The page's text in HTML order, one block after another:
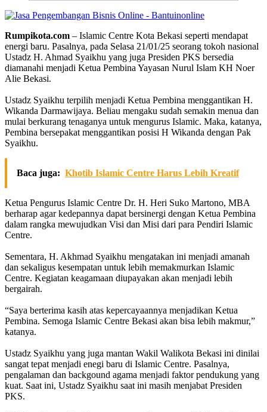
Rumpikota.com – Islamic Centre Kota Bekasi seperti mendapat
energi baru. Pasalnya, pada Selasa 21/01/25 seorang tokoh nasional
Ustadz H. Ahmad Syaikhu yang juga Presiden PKS bersedia
diamanahi menjadi Ketua Pembina Yayasan Nurul Islam KH Noer
Alie Bekasi.
Ustadz Syaikhu terpilih menjadi Ketua Pembina menggantikan H.
Wikanda Darmawijaya. Beliau mengaku sudah semakin menua dan
mulai berkurang tenaganya untuk mengurus Islamic. Maka, katanya,
Pembina bersepakat menggantikan posisi H Wikanda dengan Pak
Syaikhu.
Baca juga: Khotib Islamic Centre Harus Lebih Kreatif
Ketua Pengurus Islamic Centre Dr. H. Heri Suko Martono, MBA
berharap agar kedepannya dapat bersinergi dengan Ketua Pembina
dalam rangka mewujudkan Visi dan Misi dari para Pendiri Islamic
Centre.
Sementara, H. Akhmad Syaikhu mengatakan ini menjadi amanah
dan sekaligus kesempatan untuk lebih memakmurkan Islamic
Centre. Kegiatan keagamaan diupayakan akan menjadi lebih
bergairah.
“Saya berterima kasih atas kepercayaannya menjadikan Ketua
Pembina. Semoga Islamic Centre Bekasi akan bisa lebih makmur,”
katanya.
Ustadz Syaikhu yang juga mantan Wakil Walikota Bekasi ini dinilai
sangat tepat menjadi enegi baru di Islamic Centre. Pasalnya,
pengalaman dan backgound agama menjadi faktor pendukung yang
kuat. Saat ini, Ustadz Syaikhu saat ini masih menjabat Presiden
PKS.